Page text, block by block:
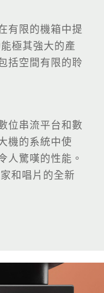
有限的機箱中提
極其強大的產
括空間有限的聆
位串流平台和數
機的系統中使
人驚嘆的性能。
和唱片的全新